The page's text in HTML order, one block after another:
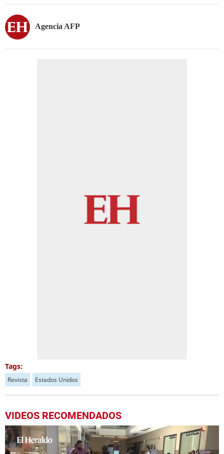
Agencia AFP
Tags:
Revista Estados Unidos
VIDEOS RECOMENDADOS